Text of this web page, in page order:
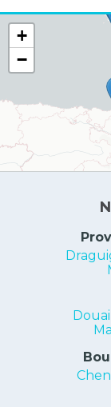
+
−
Douai